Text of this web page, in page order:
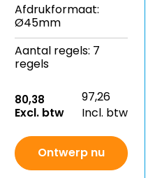
Afdrukformaat:
Ø45mm
Aantal regels: 7
regels
80,38
Excl. btw
97,26
Incl. btw
Ontwerp nu